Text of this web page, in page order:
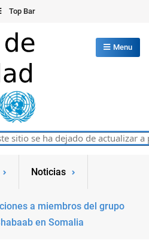
Top Bar
Seguridad de las
Unidas
Menu
sitio se ha dejado de actualizar a
Noticias
a miembros del grupo
en Somalia